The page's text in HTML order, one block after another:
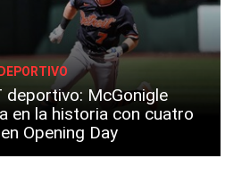
deportivo: McGonigle
en la historia con cuatro
Opening Day